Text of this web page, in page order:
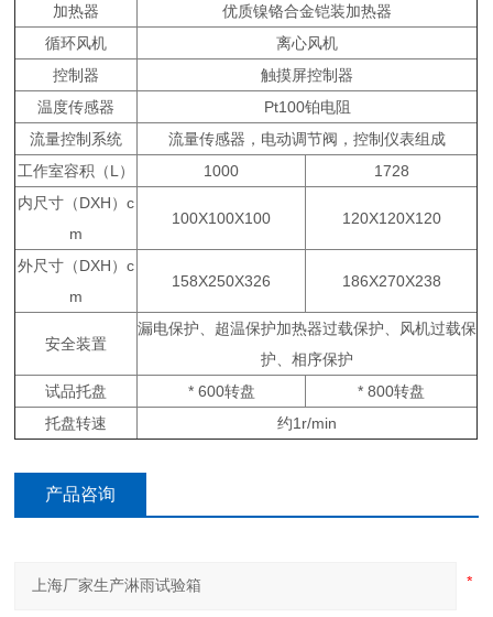
加热器
优质镍铬合金铠装加热器
循环风机
离心风机
控制器
触摸屏控制器
温度传感器
Pt100铂电阻
流量控制系统
流量传感器，电动调节阀，控制仪表组成
工作室容积（L）
1000
1728
内尺寸（DXH）c
m
100X100X100 120X120X120
外尺寸（DXH）c
m
158X250X326 186X270X238
安全装置
漏电保护、超温保护加热器过载保护、风机过载保
护、相序保护
试品托盘
* 600转盘
* 800转盘
托盘转速
约1r/min
产品咨询